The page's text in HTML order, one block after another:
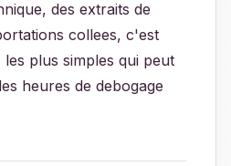
des extraits de
collees, c'est
plus simples qui peut
heures de debogage